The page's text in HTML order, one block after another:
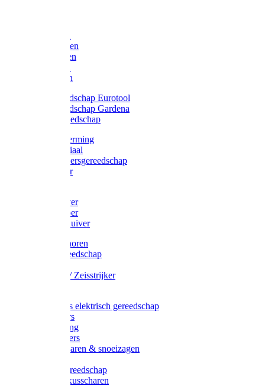
Gazonharken
Asfaltharken
Hooiharken
Handgereedschap Eurotool
Handgereedschap Gardena
Kindergereedschap
Kniebescherming
Afzetmateriaal
Stratenmakersgereedschap
Straathamer
Mestschuiver
Mestschraper
Sneeuwschuiver
Zeis toebehoren
Baggergereedschap
Wetstenen / Zeisstrijker
Accessoires elektrisch gereedschap
Grasmaaiers
Tuinreiniging
Robotmaaiers
Heggenscharen & snoeizagen
Klussen gereedschap
Gras & buxusscharen